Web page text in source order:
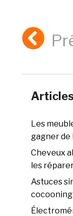
Les
gagner de
Cheveux
les
Astuces
cocooning